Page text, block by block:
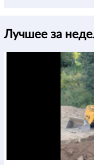
Лучшее за